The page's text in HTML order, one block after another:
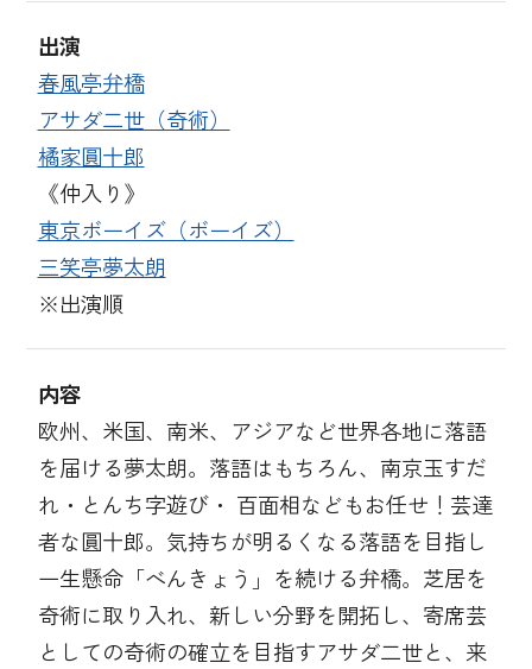
出演
春風亭弁橋
アサダ二世（奇術）
橘家圓十郎
《仲入り》
東京ボーイズ（ボーイズ）
三笑亭夢太朗
※出演順
内容
欧州、米国、南米、アジアなど世界各地に落語
を届ける夢太朗。落語はもちろん、南京玉すだ
れ・とんち字遊び・ 百面相などもお任せ！芸達
者な圓十郎。気持ちが明るくなる落語を目指し
一生懸命「べんきょう」を続ける弁橋。芝居を
奇術に取り入れ、新しい分野を開拓し、寄席芸
としての奇術の確立を目指すアサダ二世と、来